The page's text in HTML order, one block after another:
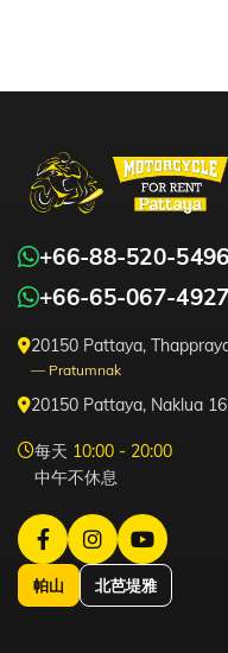
+66-88-520-5496
+66-65-067-4927
20150 Pattaya,
— Pratumnak
20150 Pattaya, Naklua
每天 10:00 - 20:00
中午不休息
帕山 北芭堤雅